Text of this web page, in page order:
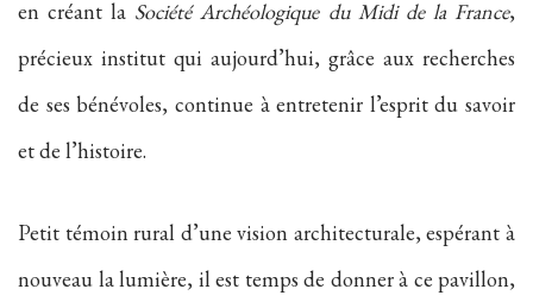
en créant la Société Archéologique du Midi de la France,
précieux institut qui aujourd’hui, grâce aux recherches
de ses bénévoles, continue à entretenir l’esprit du savoir
et de l’histoire.
Petit témoin rural d’une vision architecturale, espérant à
nouveau la lumière, il est temps de donner à ce pavillon,